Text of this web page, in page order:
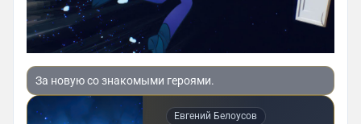
За новую со знакомыми героями.
Евгений Белоусов